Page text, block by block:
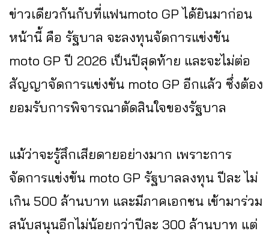
ข่าวเดียวกันกับที่แฟนmoto GP ได้ยินมาก่อน
หน้านี้ คือ รัฐบาล จะลงทุนจัดการแข่งขัน
moto GP ปี 2026 เป็นปีสุดท้าย และจะไม่ต่อ
สัญญาจัดการแข่งขัน moto GP อีกแล้ว ซึ่งต้อง
ยอมรับการพิจารณาตัดสินใจของรัฐบาล
แม้ว่าจะรู้สึกเสียดายอย่างมาก เพราะการ
จัดการแข่งขัน moto GP รัฐบาลลงทุน ปีละ ไม่
เกิน 500 ล้านบาท และมีภาคเอกชน เข้ามาร่วม
สนับสนุนอีกไม่น้อยกว่าปีละ 300 ล้านบาท แต่